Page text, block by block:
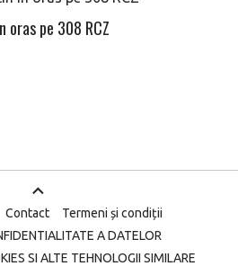
oras pe 308 RCZ
Contact
Termeni și condiții
A DATELOR
SI ALTE TEHNOLOGII SIMILARE